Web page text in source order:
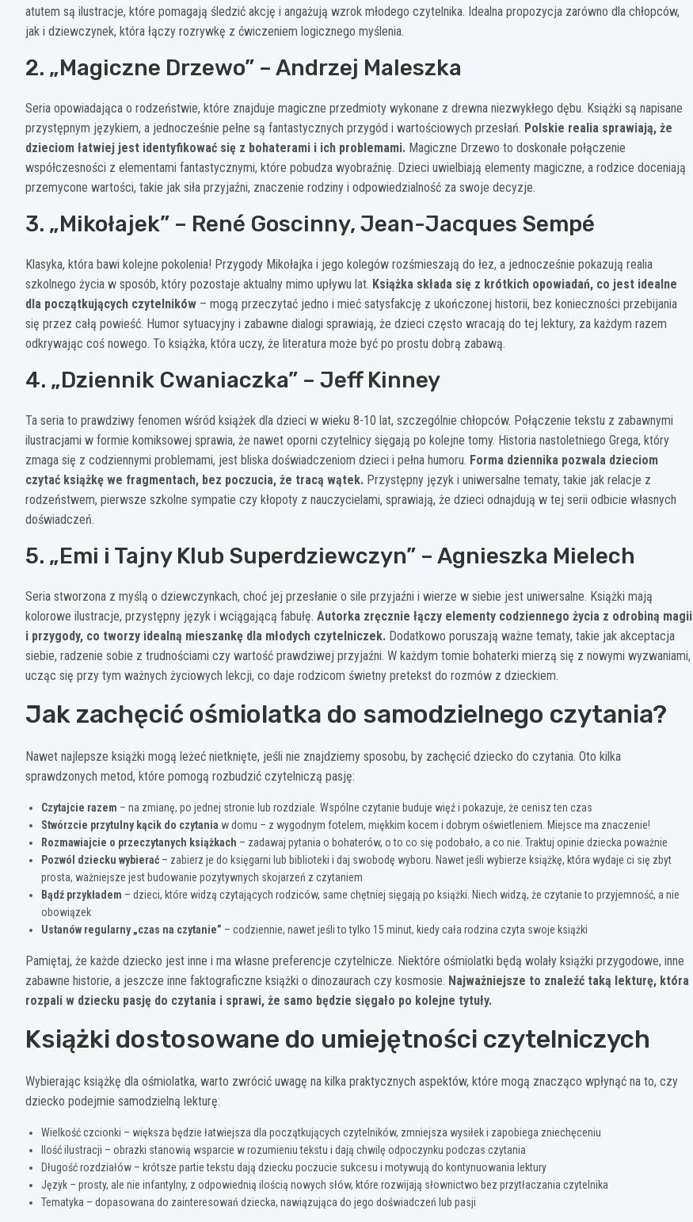
atutem są ilustracje, które pomagają śledzić akcję i angażują wzrok młodego czytelnika. Idealna propozycja zarówno dla chłopców,
jak i dziewczynek, która łączy rozrywkę z ćwiczeniem logicznego myślenia.
2. „Magiczne Drzewo” – Andrzej Maleszka
Seria opowiadająca o rodzeństwie, które znajduje magiczne przedmioty wykonane z drewna niezwykłego dębu. Książki są napisane
przystępnym językiem, a jednocześnie pełne są fantastycznych przygód i wartościowych przesłań. Polskie realia sprawiają, że
dzieciom łatwiej jest identyfikować się z bohaterami i ich problemami. Magiczne Drzewo to doskonałe połączenie
współczesności z elementami fantastycznymi, które pobudza wyobraźnię. Dzieci uwielbiają elementy magiczne, a rodzice doceniają
przemycone wartości, takie jak siła przyjaźni, znaczenie rodziny i odpowiedzialność za swoje decyzje.
3. „Mikołajek” – René Goscinny, Jean-Jacques Sempé
Klasyka, która bawi kolejne pokolenia! Przygody Mikołajka i jego kolegów rozśmieszają do łez, a jednocześnie pokazują realia
szkolnego życia w sposób, który pozostaje aktualny mimo upływu lat. Książka składa się z krótkich opowiadań, co jest idealne
dla początkujących czytelników – mogą przeczytać jedno i mieć satysfakcję z ukończonej historii, bez konieczności przebijania
się przez całą powieść. Humor sytuacyjny i zabawne dialogi sprawiają, że dzieci często wracają do tej lektury, za każdym razem
odkrywając coś nowego. To książka, która uczy, że literatura może być po prostu dobrą zabawą.
4. „Dziennik Cwaniaczka” – Jeff Kinney
Ta seria to prawdziwy fenomen wśród książek dla dzieci w wieku 8-10 lat, szczególnie chłopców. Połączenie tekstu z zabawnymi
ilustracjami w formie komiksowej sprawia, że nawet oporni czytelnicy sięgają po kolejne tomy. Historia nastoletniego Grega, który
zmaga się z codziennymi problemami, jest bliska doświadczeniom dzieci i pełna humoru. Forma dziennika pozwala dzieciom
czytać książkę we fragmentach, bez poczucia, że tracą wątek. Przystępny język i uniwersalne tematy, takie jak relacje z
rodzeństwem, pierwsze szkolne sympatie czy kłopoty z nauczycielami, sprawiają, że dzieci odnajdują w tej serii odbicie własnych
doświadczeń.
5. „Emi i Tajny Klub Superdziewczyn” – Agnieszka Mielech
Seria stworzona z myślą o dziewczynkach, choć jej przesłanie o sile przyjaźni i wierze w siebie jest uniwersalne. Książki mają
kolorowe ilustracje, przystępny język i wciągającą fabułę. Autorka zręcznie łączy elementy codziennego życia z odrobiną magii
i przygody, co tworzy idealną mieszankę dla młodych czytelniczek. Dodatkowo poruszają ważne tematy, takie jak akceptacja
siebie, radzenie sobie z trudnościami czy wartość prawdziwej przyjaźni. W każdym tomie bohaterki mierzą się z nowymi wyzwaniami,
ucząc się przy tym ważnych życiowych lekcji, co daje rodzicom świetny pretekst do rozmów z dzieckiem.
Jak zachęcić ośmiolatka do samodzielnego czytania?
Nawet najlepsze książki mogą leżeć nietknięte, jeśli nie znajdziemy sposobu, by zachęcić dziecko do czytania. Oto kilka
sprawdzonych metod, które pomogą rozbudzić czytelniczą pasję:
Czytajcie razem – na zmianę, po jednej stronie lub rozdziale. Wspólne czytanie buduje więź i pokazuje, że cenisz ten czas
Stwórzcie przytulny kącik do czytania w domu – z wygodnym fotelem, miękkim kocem i dobrym oświetleniem. Miejsce ma znaczenie!
Rozmawiajcie o przeczytanych książkach – zadawaj pytania o bohaterów, o to co się podobało, a co nie. Traktuj opinie dziecka poważnie
Pozwól dziecku wybierać – zabierz je do księgarni lub biblioteki i daj swobodę wyboru. Nawet jeśli wybierze książkę, która wydaje ci się zbyt
prosta, ważniejsze jest budowanie pozytywnych skojarzeń z czytaniem
Bądź przykładem – dzieci, które widzą czytających rodziców, same chętniej sięgają po książki. Niech widzą, że czytanie to przyjemność, a nie
obowiązek
Ustanów regularny „czas na czytanie” – codziennie, nawet jeśli to tylko 15 minut, kiedy cała rodzina czyta swoje książki
Pamiętaj, że każde dziecko jest inne i ma własne preferencje czytelnicze. Niektóre ośmiolatki będą wolały książki przygodowe, inne
zabawne historie, a jeszcze inne faktograficzne książki o dinozaurach czy kosmosie. Najważniejsze to znaleźć taką lekturę, która
rozpali w dziecku pasję do czytania i sprawi, że samo będzie sięgało po kolejne tytuły.
Książki dostosowane do umiejętności czytelniczych
Wybierając książkę dla ośmiolatka, warto zwrócić uwagę na kilka praktycznych aspektów, które mogą znacząco wpłynąć na to, czy
dziecko podejmie samodzielną lekturę:
Wielkość czcionki – większa będzie łatwiejsza dla początkujących czytelników, zmniejsza wysiłek i zapobiega zniechęceniu
Ilość ilustracji – obrazki stanowią wsparcie w rozumieniu tekstu i dają chwilę odpoczynku podczas czytania
Długość rozdziałów – krótsze partie tekstu dają dziecku poczucie sukcesu i motywują do kontynuowania lektury
Język – prosty, ale nie infantylny, z odpowiednią ilością nowych słów, które rozwijają słownictwo bez przytłaczania czytelnika
Tematyka – dopasowana do zainteresowań dziecka, nawiązująca do jego doświadczeń lub pasji